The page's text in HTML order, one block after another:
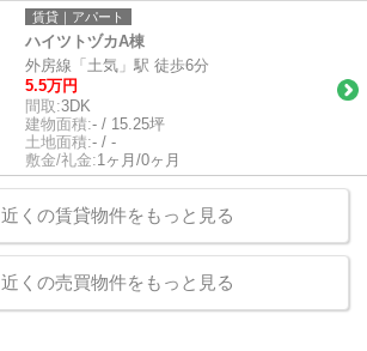
賃貸｜アパート
ハイツトヅカA棟
外房線「土気」駅 徒歩6分
5.5万円
間取:3DK
建物面積:- / 15.25坪
土地面積:- / -
敷金/礼金:1ヶ月/0ヶ月
近くの賃貸物件をもっと見る
近くの売買物件をもっと見る